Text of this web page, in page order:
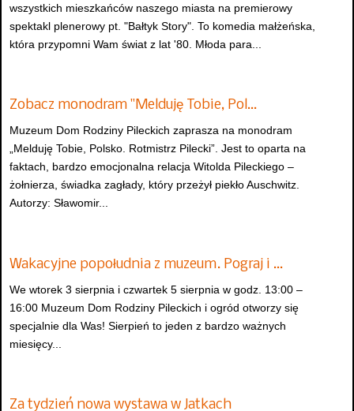
wszystkich mieszkańców naszego miasta na premierowy
spektakl plenerowy pt. "Bałtyk Story". To komedia małżeńska,
która przypomni Wam świat z lat '80. Młoda para...
Zobacz monodram "Melduję Tobie, Pol…
Muzeum Dom Rodziny Pileckich zaprasza na monodram
„Melduję Tobie, Polsko. Rotmistrz Pilecki”. Jest to oparta na
faktach, bardzo emocjonalna relacja Witolda Pileckiego –
żołnierza, świadka zagłady, który przeżył piekło Auschwitz.
Autorzy: Sławomir...
Wakacyjne popołudnia z muzeum. Pograj i …
We wtorek 3 sierpnia i czwartek 5 sierpnia w godz. 13:00 –
16:00 Muzeum Dom Rodziny Pileckich i ogród otworzy się
specjalnie dla Was! Sierpień to jeden z bardzo ważnych
miesięcy...
Za tydzień nowa wystawa w Jatkach